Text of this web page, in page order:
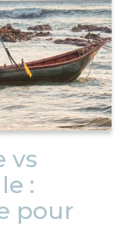
vs
:
pour